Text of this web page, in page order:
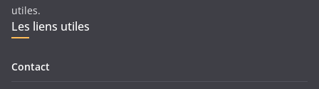
utiles.
Les liens utiles
Contact